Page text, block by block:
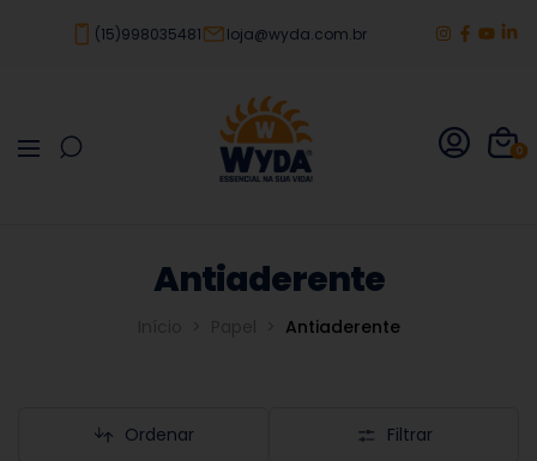
(15)998035481 loja@wyda.com.br
0
Antiaderente
Antiaderente
Ordenar Filtrar